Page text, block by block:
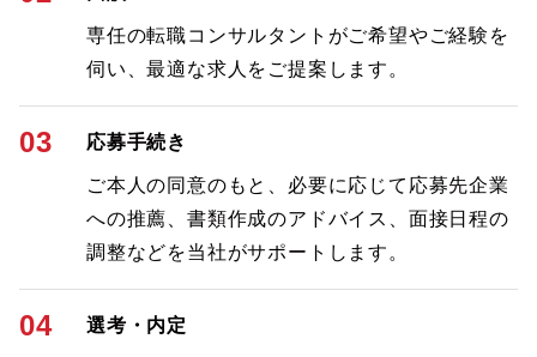
専任の転職コンサルタントがご希望やご経験を
伺い、最適な求人をご提案します。
03 応募手続き
ご本人の同意のもと、必要に応じて応募先企業
への推薦、書類作成のアドバイス、面接日程の
調整などを当社がサポートします。
04 選考・内定